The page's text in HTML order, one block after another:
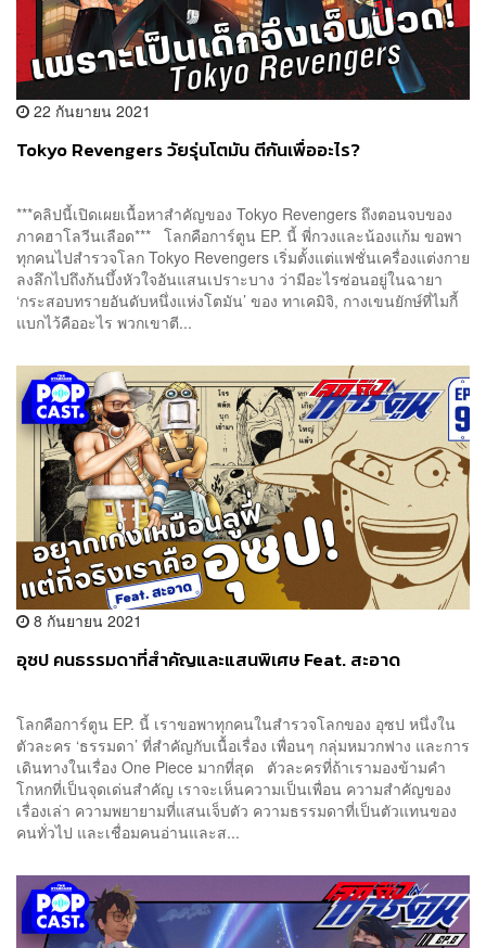
22 กันยายน 2021
Tokyo Revengers วัยรุ่นโตมัน ตีกันเพื่ออะไร?
***คลิปนี้เปิดเผยเนื้อหาสำคัญของ Tokyo Revengers ถึงตอนจบของ
ภาคฮาโลวีนเลือด*** โลกคือการ์ตูน EP. นี้ พี่กวงและน้องแก้ม ขอพา
ทุกคนไปสำรวจโลก Tokyo Revengers เริ่มตั้งแต่แฟชั่นเครื่องแต่งกาย
ลงลึกไปถึงก้นบึ้งหัวใจอันแสนเปราะบาง ว่ามีอะไรซ่อนอยู่ในฉายา
‘กระสอบทรายอันดับหนึ่งแห่งโตมัน’ ของ ทาเคมิจิ, กางเขนยักษ์ที่ไมกี้
แบกไว้คืออะไร พวกเขาตี...
8 กันยายน 2021
อุซป คนธรรมดาที่สำคัญและแสนพิเศษ Feat. สะอาด
โลกคือการ์ตูน EP. นี้ เราขอพาทุกคนในสำรวจโลกของ อุซป หนึ่งใน
ตัวละคร ‘ธรรมดา’ ที่สำคัญกับเนื้อเรื่อง เพื่อนๆ กลุ่มหมวกฟาง และการ
เดินทางในเรื่อง One Piece มากที่สุด ตัวละครที่ถ้าเรามองข้ามคำ
โกหกที่เป็นจุดเด่นสำคัญ เราจะเห็นความเป็นเพื่อน ความสำคัญของ
เรื่องเล่า ความพยายามที่แสนเจ็บตัว ความธรรมดาที่เป็นตัวแทนของ
คนทั่วไป และเชื่อมคนอ่านและส...